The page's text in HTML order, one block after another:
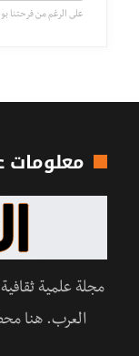
على الرغم من فرحتنا
معلومات
مجلة علمية
العرب. هنا